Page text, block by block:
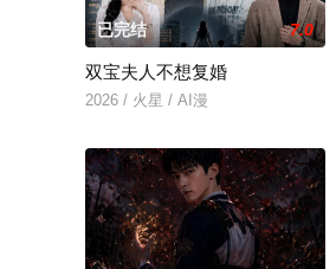
已完结 7.0
双宝夫人不想复婚
2026 / 火星 / AI漫